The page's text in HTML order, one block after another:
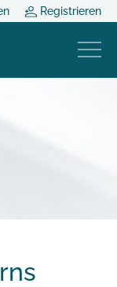
Registrieren